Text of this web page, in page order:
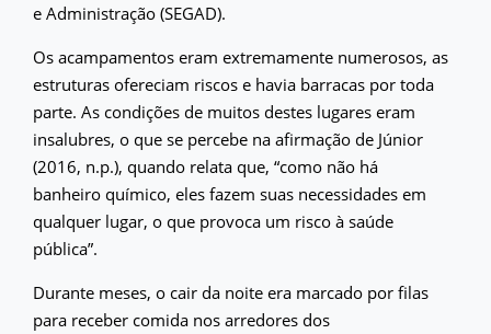
e Administração (SEGAD).
Os acampamentos eram extremamente numerosos, as
estruturas ofereciam riscos e havia barracas por toda
parte. As condições de muitos destes lugares eram
insalubres, o que se percebe na afirmação de Júnior
(2016, n.p.), quando relata que, “como não há
banheiro químico, eles fazem suas necessidades em
qualquer lugar, o que provoca um risco à saúde
pública”.
Durante meses, o cair da noite era marcado por filas
para receber comida nos arredores dos